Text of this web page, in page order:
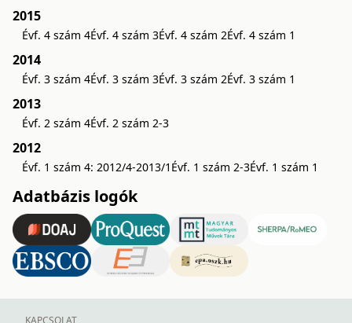
2015
Évf. 4 szám 4Évf. 4 szám 3Évf. 4 szám 2Évf. 4 szám 1
2014
Évf. 3 szám 4Évf. 3 szám 3Évf. 3 szám 2Évf. 3 szám 1
2013
Évf. 2 szám 4Évf. 2 szám 2-3
2012
Évf. 1 szám 4: 2012/4-2013/1 Évf. 1 szám 2-3Évf. 1 szám 1
Adatbázis logók